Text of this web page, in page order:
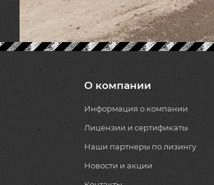
О компании
Информация о компании
Лицензии и сертификаты
Наши партнеры по лизингу
Новости и акции